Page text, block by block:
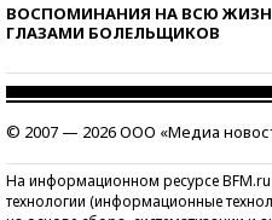
ВОСПОМИНАНИЯ НА ВСЮ
ГЛАЗАМИ БОЛЕЛЬЩИКОВ
© 2007 — 2026 ООО «Медиа
На информационном ресурсе
технологии (информационные